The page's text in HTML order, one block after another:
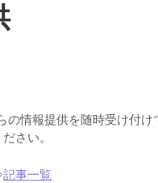
の情報提供を随時受け付
さい。
記事一覧